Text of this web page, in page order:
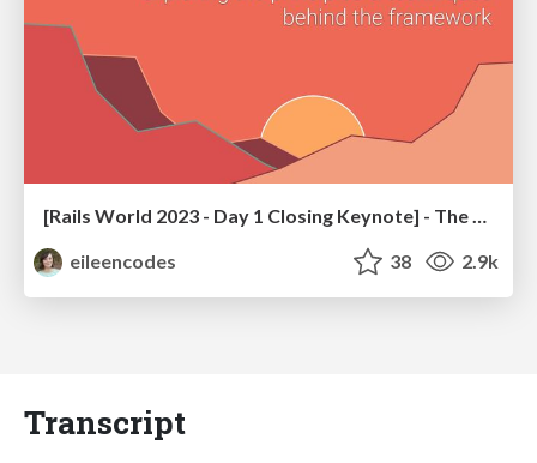
eileencodes
38 2.9k
Transcript